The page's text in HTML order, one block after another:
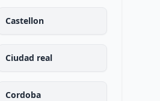
Castellon
Ciudad real
Cordoba